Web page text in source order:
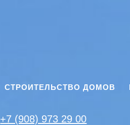
СТРОИТЕЛЬСТВО ДОМОВ
+7 (908) 973 29 00